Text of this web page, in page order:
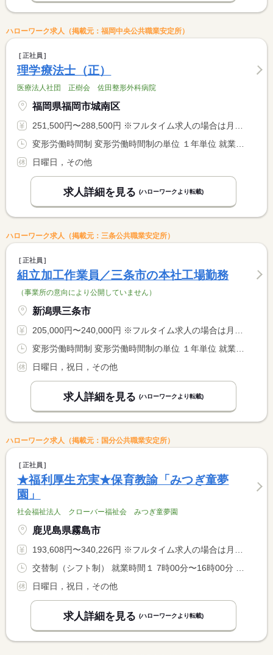
ハローワーク求人（掲載元：福岡中央公共職業安定所）
正社員
理学療法士（正）
医療法人社団 正樹会 佐田整形外科病院
福岡県福岡市城南区
251,500円〜288,500円 ※フルタイム求人の場合は月額（換算額）、パート求人の場合は時間額を表示しています。
変形労働時間制 変形労働時間制の単位 １年単位 就業時間１ 8時30分〜17時30分 就業時間２ 8時30分〜15時30分 就業時間３ 9時00分〜18時00分 就業時間に関する特記事項 ※その他シフトあり <BR> ※休憩時間６０分 <BR> （１日の勤務時間が６時間以上の場合）
日曜日，その他
求人詳細を見る (ハローワークより転載)
ハローワーク求人（掲載元：三条公共職業安定所）
正社員
組立加工作業員／三条市の本社工場勤務
（事業所の意向により公開していません）
新潟県三条市
205,000円〜240,000円 ※フルタイム求人の場合は月額（換算額）、パート求人の場合は時間額を表示しています。
変形労働時間制 変形労働時間制の単位 １年単位 就業時間１ 8時15分〜17時15分
日曜日，祝日，その他
求人詳細を見る (ハローワークより転載)
ハローワーク求人（掲載元：国分公共職業安定所）
正社員
★福利厚生充実★保育教諭「みつぎ童夢
園」
社会福祉法人 クローバー福祉会 みつぎ童夢園
鹿児島県霧島市
193,608円〜340,226円 ※フルタイム求人の場合は月額（換算額）、パート求人の場合は時間額を表示しています。
交替制（シフト制） 就業時間１ 7時00分〜16時00分 就業時間２ 8時00分〜17時00分 就業時間３ 9時00分〜18時00分 就業時間に関する特記事項 （１）〜（３）のシフト制
日曜日，祝日，その他
求人詳細を見る (ハローワークより転載)